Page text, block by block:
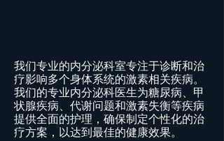
我们专业的内分泌科室专注于诊断和治
疗影响多个身体系统的激素相关疾病。
我们的专业内分泌科医生为糖尿病、甲
状腺疾病、代谢问题和激素失衡等疾病
提供全面的护理，确保制定个性化的治
疗方案，以达到最佳的健康效果。